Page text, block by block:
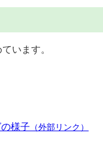
います。
様子 （外部リンク）